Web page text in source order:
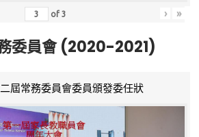
of3 › »
委員會 (2020-2021)
屆常務委員會委員頒發委任狀